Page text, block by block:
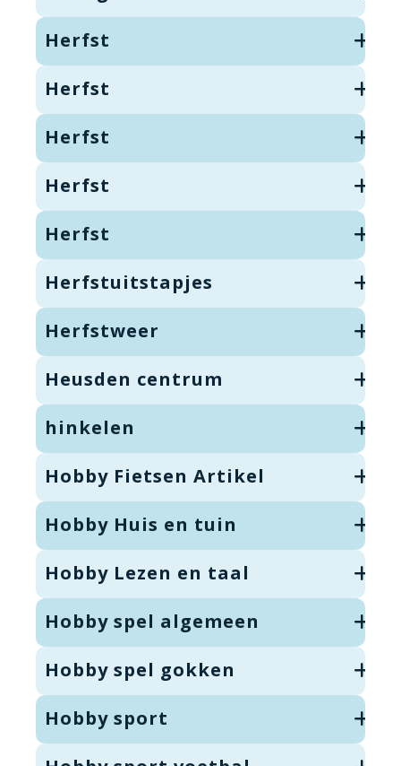
Herfst
Herfst
Herfst
Herfst
Herfst
Herfstuitstapjes
Herfstweer
Heusden centrum
hinkelen
Hobby Fietsen Artikel
Hobby Huis en tuin
Hobby Lezen en taal
Hobby spel algemeen
Hobby spel gokken
Hobby sport